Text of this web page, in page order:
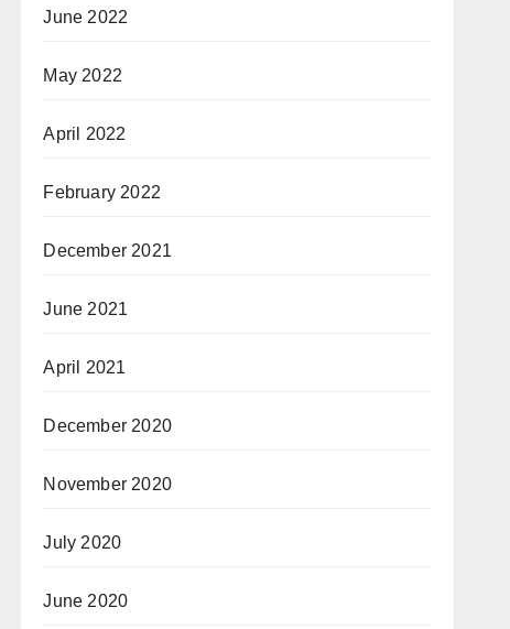
June 2022
May 2022
April 2022
February 2022
December 2021
June 2021
April 2021
December 2020
November 2020
July 2020
June 2020